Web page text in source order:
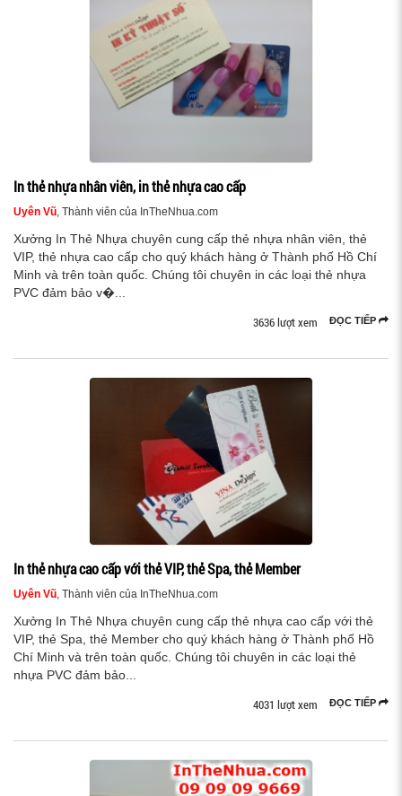
In thẻ nhựa nhân viên, in thẻ nhựa cao cấp
Uyên Vũ, Thành viên của InTheNhua.com
Xưởng In Thẻ Nhựa chuyên cung cấp thẻ nhựa nhân viên, thẻ
VIP, thẻ nhựa cao cấp cho quý khách hàng ở Thành phố Hồ Chí
Minh và trên toàn quốc. Chúng tôi chuyên in các loại thẻ nhựa
PVC đảm bảo v�...
ĐỌC TIẾP
3636 lượt xem
In thẻ nhựa cao cấp với thẻ VIP, thẻ Spa, thẻ Member
Uyên Vũ, Thành viên của InTheNhua.com
Xưởng In Thẻ Nhựa chuyên cung cấp thẻ nhựa cao cấp với thẻ
VIP, thẻ Spa, thẻ Member cho quý khách hàng ở Thành phố Hồ
Chí Minh và trên toàn quốc. Chúng tôi chuyên in các loại thẻ
nhựa PVC đảm bảo...
ĐỌC TIẾP
4031 lượt xem